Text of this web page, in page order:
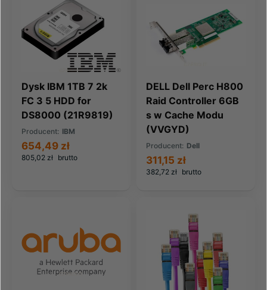
Dysk IBM 1TB 7 2k
FC 3 5 HDD for
DS8000 (21R9819)
Producent: IBM
805,02 zł brutto
654,49 zł
DELL Dell Perc H800
Raid Controller 6GB
s w Cache Modu
(VVGYD)
Producent: Dell
382,72 zł brutto
311,15 zł